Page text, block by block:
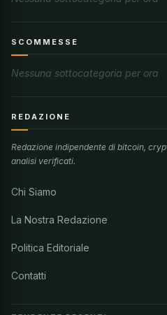
SCOMMESSE
Nessuna sottocategoria per ora
REDAZIONE
Redazione indipendente di bitcoin,
analisi verificati.
Chi Siamo
La Nostra Redazione
Politica Editoriale
Contatti